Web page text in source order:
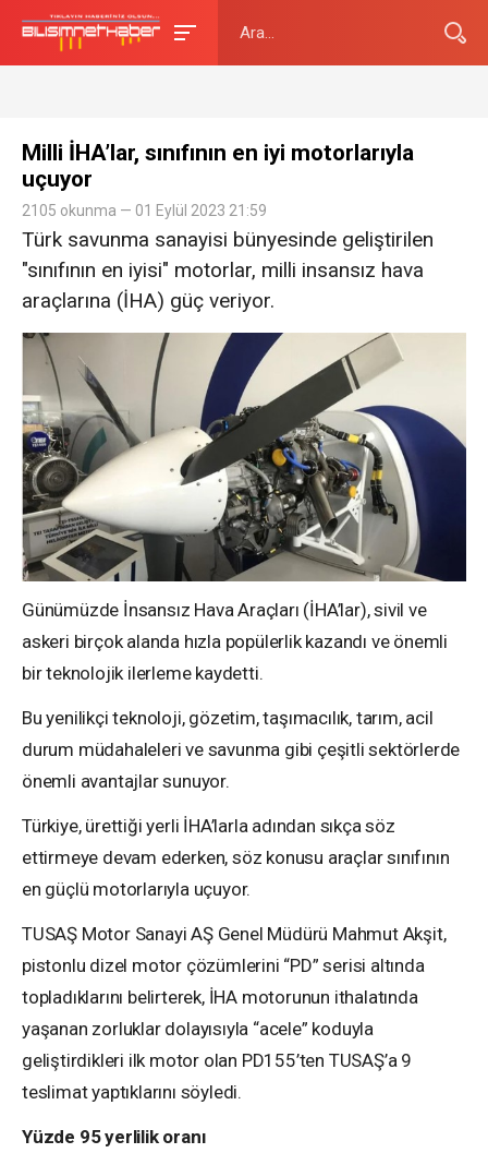
Milli İHA’lar, sınıfının en iyi motorlarıyla
uçuyor
2105 okunma — 01 Eylül 2023 21:59
Türk savunma sanayisi bünyesinde geliştirilen
"sınıfının en iyisi" motorlar, milli insansız hava
araçlarına (İHA) güç veriyor.
Günümüzde İnsansız Hava Araçları (İHA’lar), sivil ve
askeri birçok alanda hızla popülerlik kazandı ve önemli
bir teknolojik ilerleme kaydetti.
Bu yenilikçi teknoloji, gözetim, taşımacılık, tarım, acil
durum müdahaleleri ve savunma gibi çeşitli sektörlerde
önemli avantajlar sunuyor.
Türkiye, ürettiği yerli İHA’larla adından sıkça söz
ettirmeye devam ederken, söz konusu araçlar sınıfının
en güçlü motorlarıyla uçuyor.
TUSAŞ Motor Sanayi AŞ Genel Müdürü Mahmut Akşit,
pistonlu dizel motor çözümlerini “PD” serisi altında
topladıklarını belirterek, İHA motorunun ithalatında
yaşanan zorluklar dolayısıyla “acele” koduyla
geliştirdikleri ilk motor olan PD155’ten TUSAŞ’a 9
teslimat yaptıklarını söyledi.
Yüzde 95 yerlilik oranı